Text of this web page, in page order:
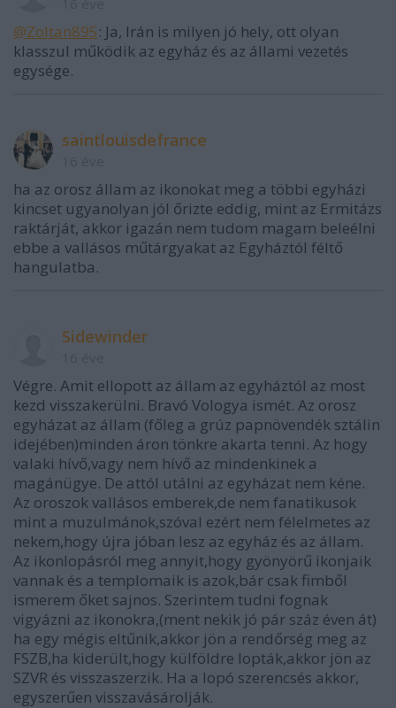
@Zoltan895: Ja, Irán is milyen jó hely, ott olyan
klasszul működik az egyház és az állami vezetés
egysége.
saintlouisdefrance
ha az orosz állam az ikonokat meg a többi egyházi
kincset ugyanolyan jól őrizte eddig, mint az Ermitázs
raktárját, akkor igazán nem tudom magam beleélni
ebbe a vallásos műtárgyakat az Egyháztól féltő
hangulatba.
Sidewinder
Végre. Amit ellopott az állam az egyháztól az most
kezd visszakerülni. Bravó Vologya ismét. Az orosz
egyházat az állam (főleg a grúz papnövendék sztálin
idejében)minden áron tönkre akarta tenni. Az hogy
valaki hívő,vagy nem hívő az mindenkinek a
magánügye. De attól utálni az egyházat nem kéne.
Az oroszok vallásos emberek,de nem fanatikusok
mint a muzulmánok,szóval ezért nem félelmetes az
nekem,hogy újra jóban lesz az egyház és az állam.
Az ikonlopásról meg annyit,hogy gyönyörű ikonjaik
vannak és a templomaik is azok,bár csak fimből
ismerem őket sajnos. Szerintem tudni fognak
vigyázni az ikonokra,(ment nekik jó pár száz éven át)
ha egy mégis eltűnik,akkor jön a rendőrség meg az
FSZB,ha kiderült,hogy külföldre lopták,akkor jön az
SZVR és visszaszerzik. Ha a lopó szerencsés akkor,
egyszerűen visszavásárolják.